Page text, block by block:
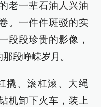
老一辈石油人兴油
。一件件斑驳的实
段段珍贵的影像，
段峥嵘岁月。
撬、滚杠滚、大绳
机卸下火车，装上